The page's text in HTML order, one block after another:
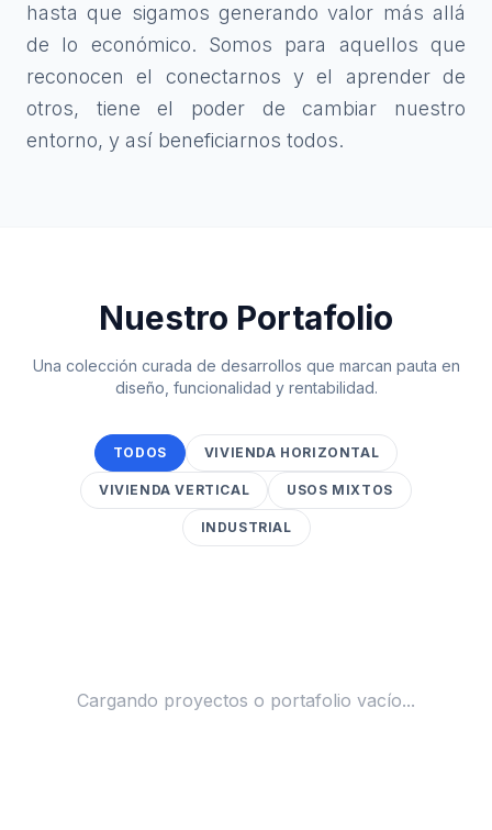
hasta que sigamos generando valor más allá
de lo económico. Somos para aquellos que
reconocen el conectarnos y el aprender de
otros, tiene el poder de cambiar nuestro
entorno, y así beneficiarnos todos.
Nuestro Portafolio
Una colección curada de desarrollos que marcan pauta en
diseño, funcionalidad y rentabilidad.
TODOS VIVIENDA HORIZONTAL
VIVIENDA VERTICAL USOS MIXTOS
INDUSTRIAL
Cargando proyectos o portafolio vacío...